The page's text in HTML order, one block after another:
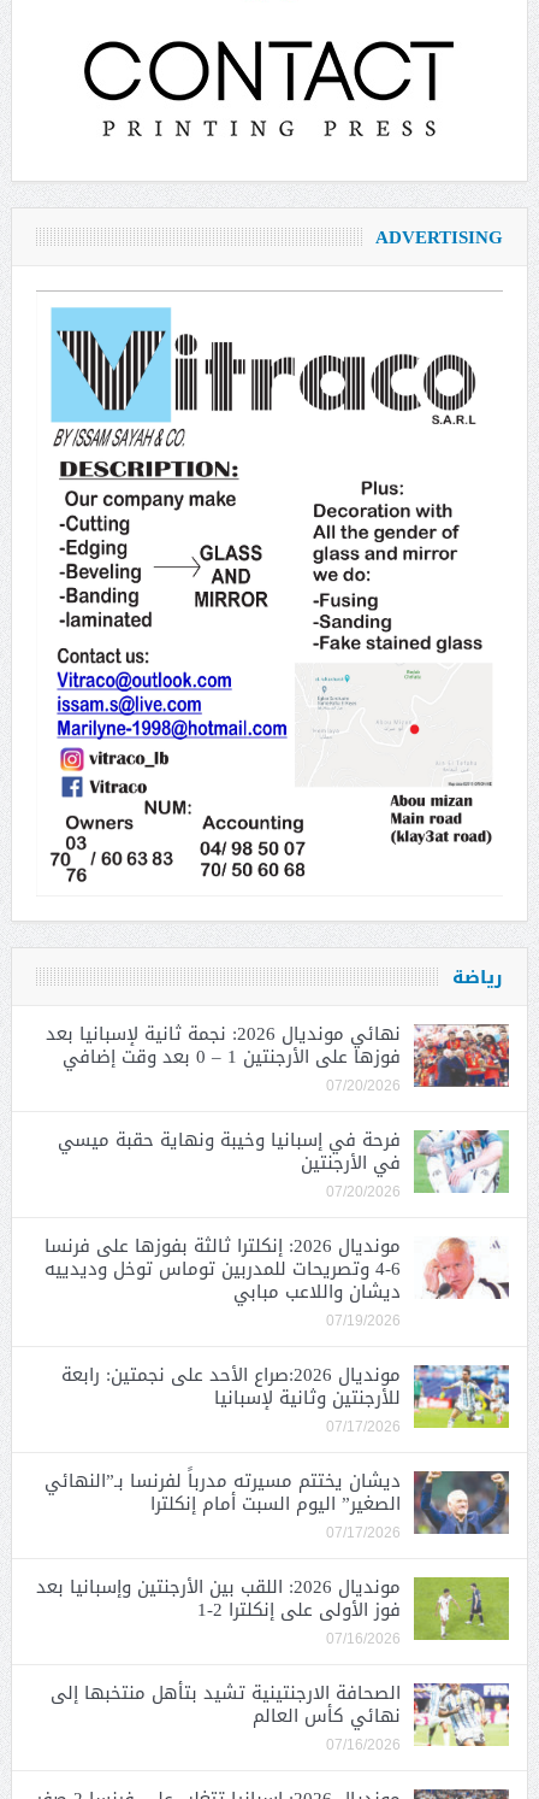
ADVERTISING
رياضة
نهائي مونديال 2026: نجمة ثانية لإسبانيا بعد
فوزها على الأرجنتين 1 – 0 بعد وقت إضافي
07/20/2026
فرحة في إسبانيا وخيبة ونهاية حقبة ميسي
في الأرجنتين
07/20/2026
مونديال 2026: إنكلترا ثالثة بفوزها على فرنسا
6-4 وتصريحات للمدربين توماس توخل وديدييه
ديشان واللاعب مبابي
07/19/2026
مونديال 2026:صراع الأحد على نجمتين: رابعة
للأرجنتين وثانية لإسبانيا
07/17/2026
ديشان يختتم مسيرته مدرباً لفرنسا بـ”النهائي
الصغير” اليوم السبت أمام إنكلترا
07/17/2026
مونديال 2026: اللقب بين الأرجنتين وإسبانيا بعد
فوز الأولى على إنكلترا 2-1
07/16/2026
الصحافة الارجنتينية تشيد بتأهل منتخبها إلى
نهائي كأس العالم
07/16/2026